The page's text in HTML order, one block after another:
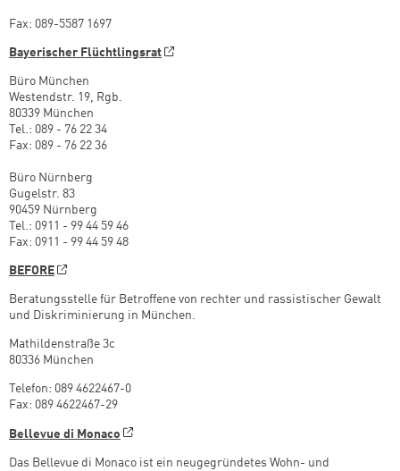
Fax: 089-5587 1697
Bayerischer Flüchtlingsrat
Büro München
Westendstr. 19, Rgb.
80339 München
Tel.: 089 - 76 22 34
Fax: 089 - 76 22 36
Büro Nürnberg
Gugelstr. 83
90459 Nürnberg
Tel.: 0911 - 99 44 59 46
Fax: 0911 - 99 44 59 48
BEFORE
Beratungsstelle für Betroffene von rechter und rassistischer Gewalt
und Diskriminierung in München.
Mathildenstraße 3c
80336 München
Telefon: 089 4622467-0
Fax: 089 4622467-29
Bellevue di Monaco
Das Bellevue di Monaco ist ein neugegründetes Wohn- und